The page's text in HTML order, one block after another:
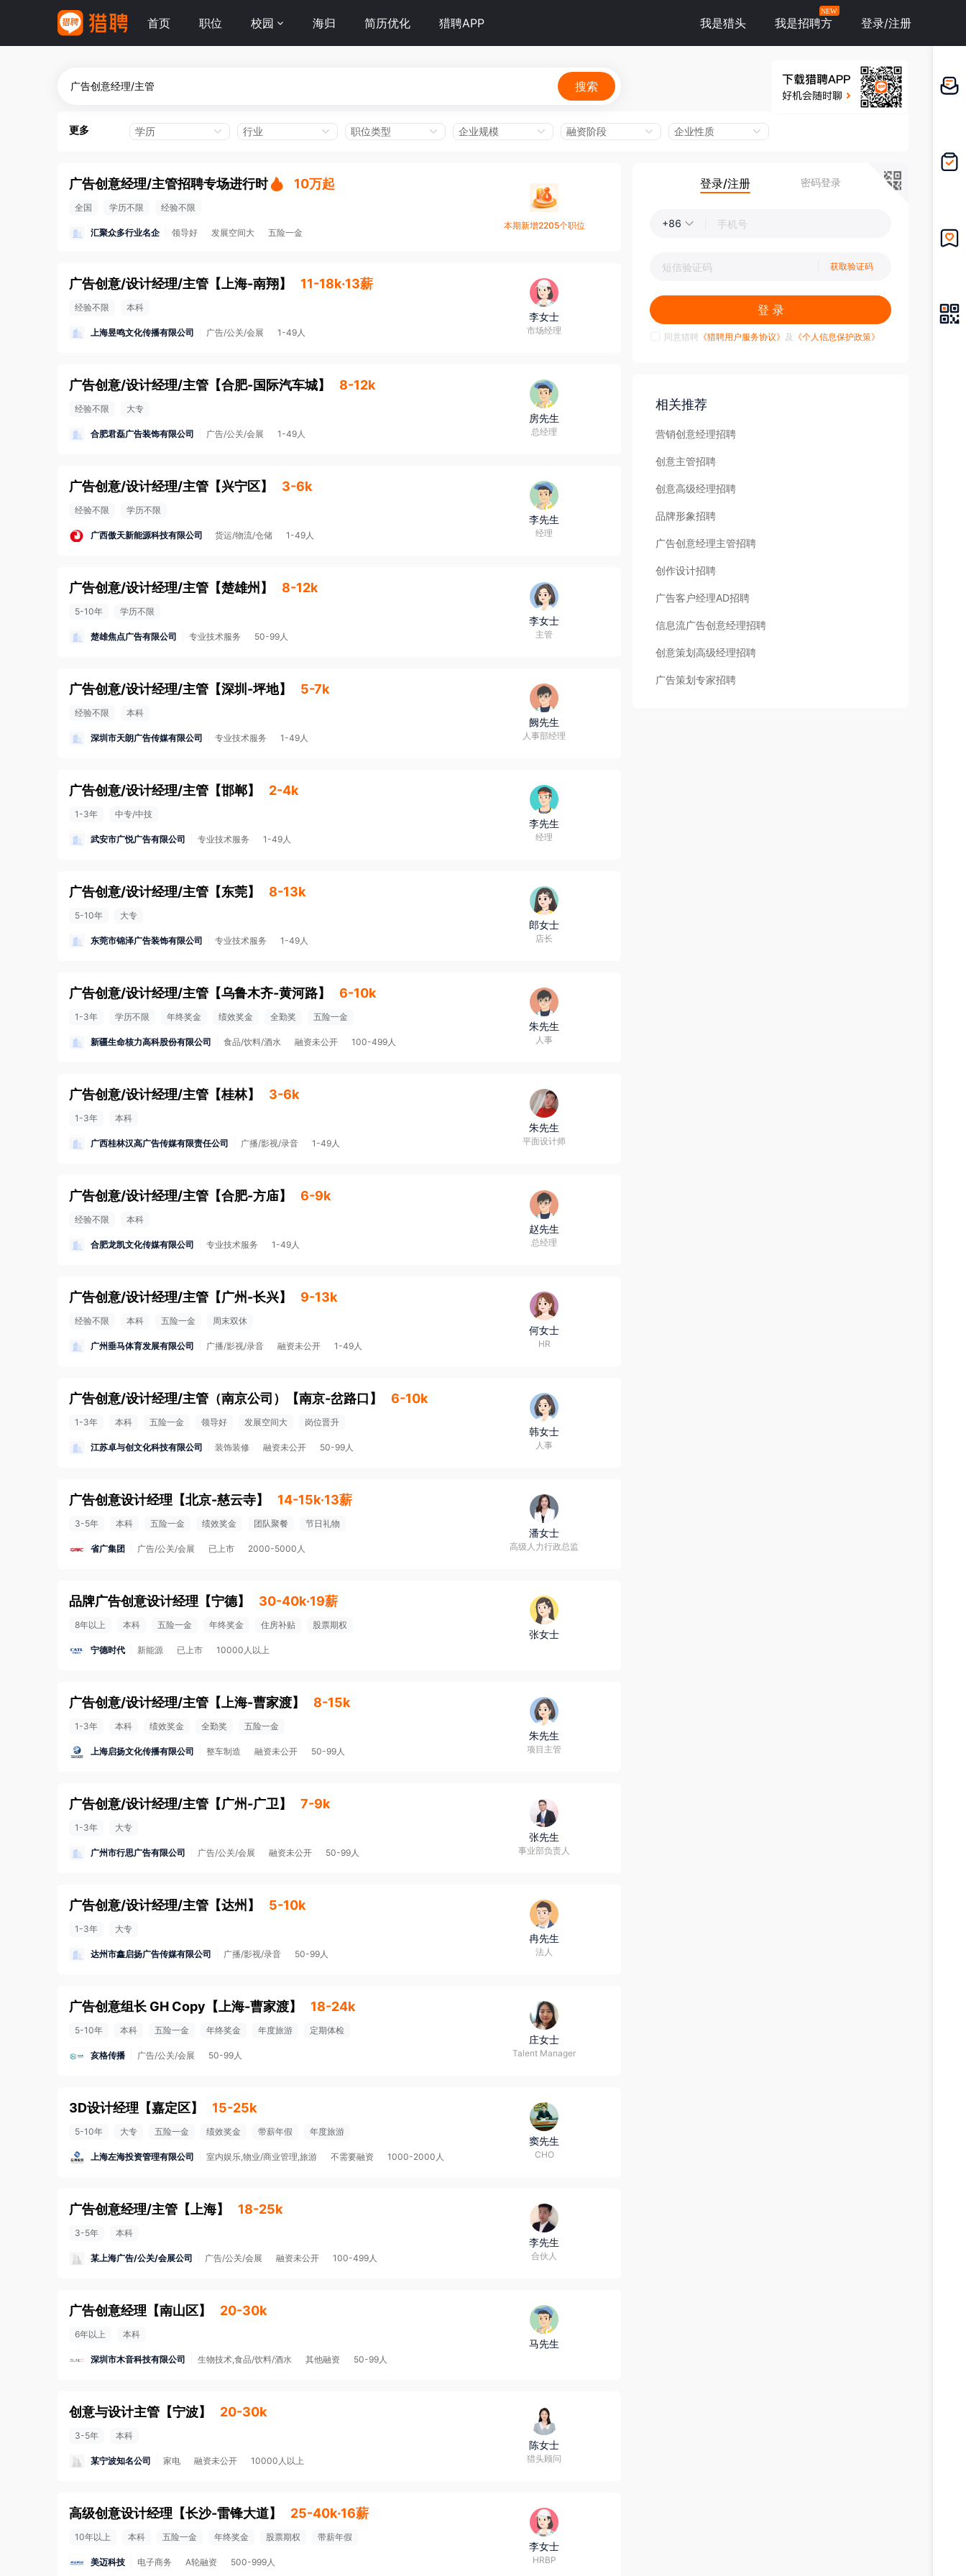
首页 职位 校园 海归 简历优化 猎聘APP 我是猎头 我是招聘方
NEW
登录/注册
搜索
更多 学历 行业 职位类型 企业规模 融资阶段 企业性质
广告创意经理/主管招聘专场进行时 10万起
全国 学历不限 经验不限
汇聚众多行业名企 领导好 发展空间大 五险一金
本期新增2205个职位
广告创意/设计经理/主管 【 上海-南翔】 11-18k·13薪
经验不限 本科
上海昱鸣文化传播有限公司 广告/公关/会展 1-49人
李女士
市场经理
广告创意/设计经理/主管 【合肥-国际汽车城】 8-12k
经验不限 大专
合肥君磊广告装饰有限公司 广告/公关/会展 1-49人
房先生
总经理
广告创意/设计经理/主管 【兴宁区】 3-6k
经验不限 学历不限
广西傲天新能源科技有限公司 货运/物流/仓储 1-49人
李先生
经理
广告创意/设计经理/主管 【楚雄州 】 8-12k
5-10年 学历不限
楚雄焦点广告有限公司 专业技术服务 50-99人
李女士
主管
广告创意/设计经理/主管 【深圳-坪地】 5-7k
经验不限 本科
深圳市天朗广告传媒有限公司 专业技术服务 1-49人
阙先生
人事部经理
广告创意/设计经理/主管 【邯郸】 2-4k
1-3年 中专/中技
武安市广悦广告有限公司 专业技术服务 1-49人
李先生
经理
广告创意/设计经理/主管 【东莞】 8-13k
5-10年 大专
东莞市锦泽广告装饰有限公司 专业技术服务 1-49人
郎女士
店长
广告创意/设计经理/主管 【乌鲁木齐-黄河路】 6-10k
1-3年 学历不限 年终奖金 绩效奖金 全勤奖 五险一金
新疆生命核力高科股份有限公司 食品/饮料/酒水 融资未公开 100-499人
朱先生
人事
广告创意/设计经理/主管 【桂林】 3-6k
1-3年 本科
广西桂林汉高广告传媒有限责任公司 广播/影视/录音 1-49人
朱先生
平面设计师
广告创意/设计经理/主管 【合肥-方庙】 6-9k
经验不限 本科
合肥龙凯文化传媒有限公司 专业技术服务 1-49人
赵先生
总经理
广告创意/设计经理/主管 【广州-长兴】 9-13k
经验不限 本科 五险一金 周末双休
广州垂马体育发展有限公司 广播/影视/录音 融资未公开 1-49人
何女士
HR
广告创意/设计经理/主管（南京公司） 【南京-岔路口 】 6-10k
1-3年 本科 五险一金 领导好 发展空间大 岗位晋升
江苏卓与创文化科技有限公司 装饰装修 融资未公开 50-99人
韩女士
人事
广告创意设计经理 【北京-慈云寺】 14-15k·13薪
3-5年 本科 五险一金 绩效奖金 团队聚餐 节日礼物
省广集团 广告/公关/会展 已上市 2000-5000人
潘女士
高级人力行政总监
品牌广告创意设计经理 【宁德】 30-40k·19薪
8年以上 本科 五险一金 年终奖金 住房补贴 股票期权
宁德时代 新能源 已上市 10000人以上
张女士
广告创意/设计经理/主管 【 上海-曹家渡】 8-15k
1-3年 本科 绩效奖金 全勤奖 五险一金
上海启扬文化传播有限公司 整车制造 融资未公开 50-99人
朱先生
项目主管
广告创意/设计经理/主管 【广州-广卫 】 7-9k
1-3年 大专
广州市行思广告有限公司 广告/公关/会展 融资未公开 50-99人
张先生
事业部负责人
广告创意/设计经理/主管 【达州 】 5-10k
1-3年 大专
达州市鑫启扬广告传媒有限公司 广播/影视/录音 50-99人
冉先生
法人
广告创意组长 GH Copy 【 上海-曹家渡】 18-24k
5-10年 本科 五险一金 年终奖金 年度旅游 定期体检
亥格传播 广告/公关/会展 50-99人
庄女士
Talent Manager
3D设计经理 【嘉定区】 15-25k
5-10年 大专 五险一金 绩效奖金 带薪年假 年度旅游
上海左海投资管理有限公司 室内娱乐,物业/商业管理,旅游 不需要融资 1000-2000人
窦先生
CHO
广告创意经理/主管 【 上海】 18-25k
3-5年 本科
某上海广告/公关/会展公司 广告/公关/会展 融资未公开 100-499人
李先生
合伙人
广告创意经理 【南山区】 20-30k
6年以上 本科
深圳市木音科技有限公司 生物技术,食品/饮料/酒水 其他融资 50-99人
马先生
创意与设计主管 【宁波】 20-30k
3-5年 本科
某宁波知名公司 家电 融资未公开 10000人以上
陈女士
猎头顾问
高级创意设计经理 【长沙-雷锋大道】 25-40k·16薪
10年以上 本科 五险一金 年终奖金 股票期权 带薪年假
美迈科技 电子商务 A轮融资 500-999人
李女士
HRBP
登录/注册 密码登录
+86
获取验证码
登 录
同意猎聘 《猎聘用户服务协议》 及 《个人信息保护政策》
相关推荐
营销创意经理招聘
创意主管招聘
创意高级经理招聘
品牌形象招聘
广告创意经理主管招聘
创作设计招聘
广告客户经理AD招聘
信息流广告创意经理招聘
创意策划高级经理招聘
广告策划专家招聘